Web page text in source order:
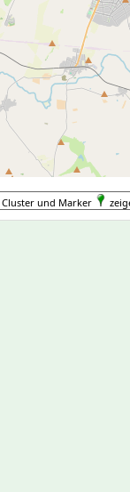
Cluster und Marker